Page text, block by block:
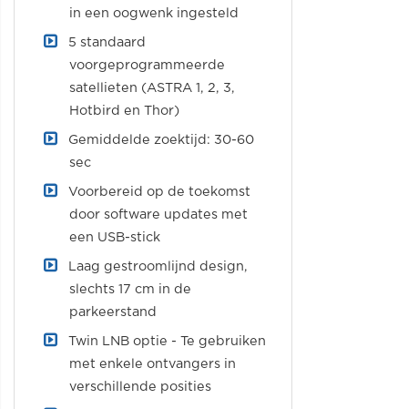
in een oogwenk ingesteld
5 standaard
voorgeprogrammeerde
satellieten (ASTRA 1, 2, 3,
Hotbird en Thor)
Gemiddelde zoektijd: 30-60
sec
Voorbereid op de toekomst
door software updates met
een USB-stick
Laag gestroomlijnd design,
slechts 17 cm in de
parkeerstand
Twin LNB optie - Te gebruiken
met enkele ontvangers in
verschillende posities